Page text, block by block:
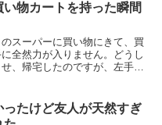
い物カートを持った瞬間
スーパーに買い物にきて、買
全然力が入りません。どうし
、帰宅したのですが、左手は
ったけど友人が天然すぎ